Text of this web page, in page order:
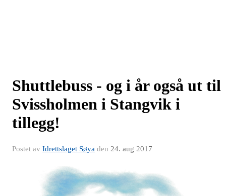
Shuttlebuss - og i år også ut til
Svissholmen i Stangvik i
tillegg!
Postet av Idrettslaget Søya den 24. aug 2017